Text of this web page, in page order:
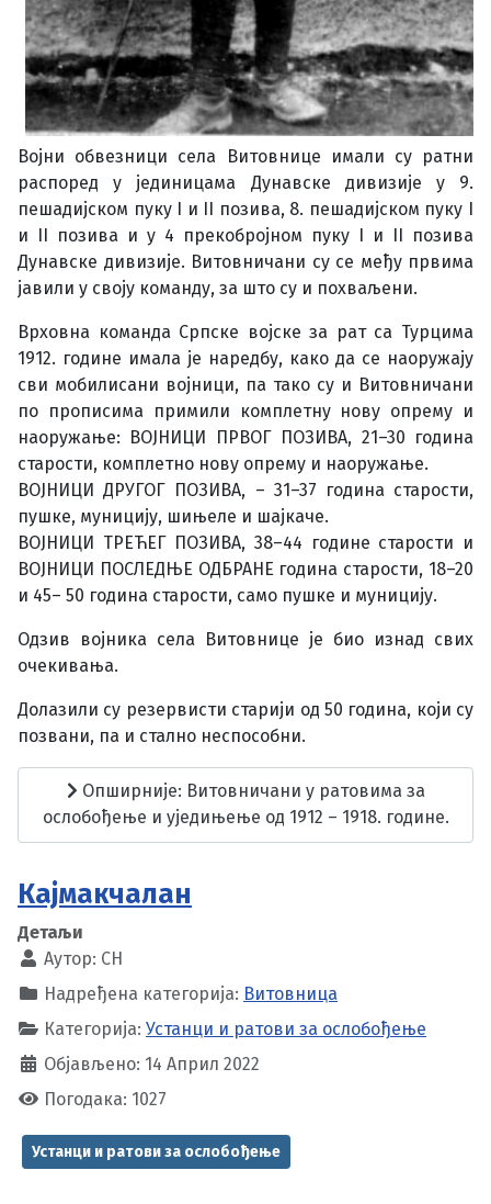
Војни обвезници села Витовнице имали су ратни
распоред у јединицама Дунавске дивизије у 9.
пешадијском пуку I и II позива, 8. пешадијском пуку I
и II позива и у 4 прекобројном пуку I и II позива
Дунавске дивизије. Витовничани су се међу првима
јавили у своју команду, за што су и похваљени.
Врховна команда Српске војске за рат са Турцима
1912. године имала је наредбу, како да се наоружају
сви мобилисани војници, па тако су и Витовничани
по прописима примили комплетну нову опрему и
наоружање: ВОЈНИЦИ ПРВОГ ПОЗИВА, 21–30 година
старости, комплетно нову опрему и наоружање.
ВОЈНИЦИ ДРУГОГ ПОЗИВА, – 31–37 година старости,
пушке, муницију, шињеле и шајкаче.
ВОЈНИЦИ ТРЕЋЕГ ПОЗИВА, 38–44 године старости и
ВОЈНИЦИ ПОСЛЕДЊЕ ОДБРАНЕ година старости, 18–20
и 45– 50 година старости, само пушке и муницију.
Одзив војника села Витовнице је био изнад свих
очекивања.
Долазили су резервисти старији од 50 година, који су
позвани, па и стално неспособни.
Опширније: Витовничани у ратовима за
ослобођење и уједињење од 1912 – 1918. године.
Кајмакчалан
Детаљи
Аутор: CH
Надређена категорија: Витовница
Категорија: Устанци и ратови за ослобођење
Објављено: 14 Април 2022
Погодака: 1027
Устанци и ратови за ослобођење